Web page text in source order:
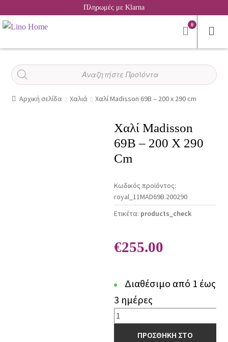
Πληρωμές με Klarna
0
Αναζήτηση
προϊόντων
Αρχική σελίδα Χαλιά Χαλί Madisson 69B – 200 x 290 cm
Χαλί Madisson
69B – 200 X 290
Cm
Κωδικός προϊόντος:
royal_11MAD69B.200290
Ετικέτα: products_check
€255.00
Διαθέσιμο από 1 έως
3 ημέρες
Χαλί
Madisson
ΠΡΟΣΘΗΚΗ ΣΤΟ